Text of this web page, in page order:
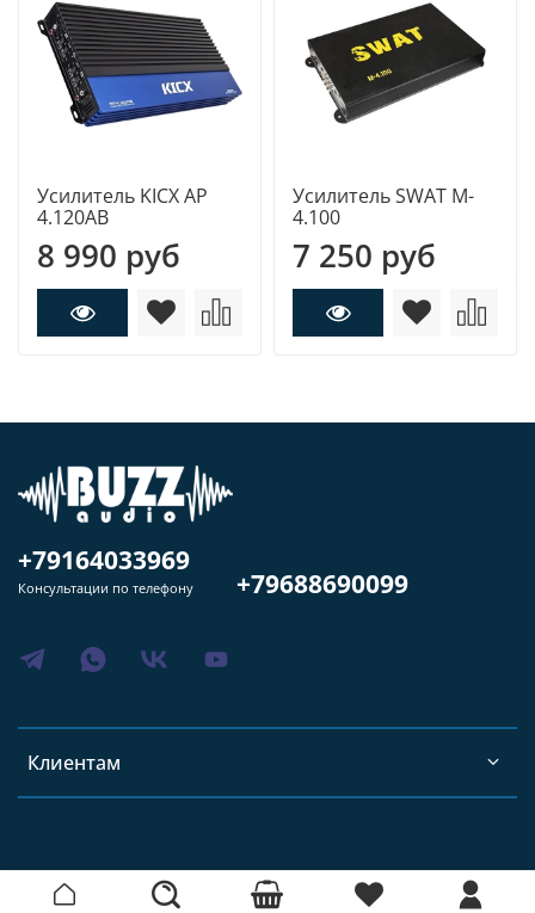
Усилитель KICX AP
4.120AB
8 990 руб
Усилитель SWAT M-
4.100
7 250 руб
Клиентам
+79164033969
Консультации по телефону +79688690099